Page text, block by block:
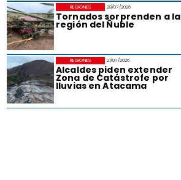
28/07/2026
Tornados sorprenden a la
región del Ñuble
REGIONES
21/07/2026
Alcaldes piden extender
Zona de Catástrofe por
lluvias en Atacama
REGIONES